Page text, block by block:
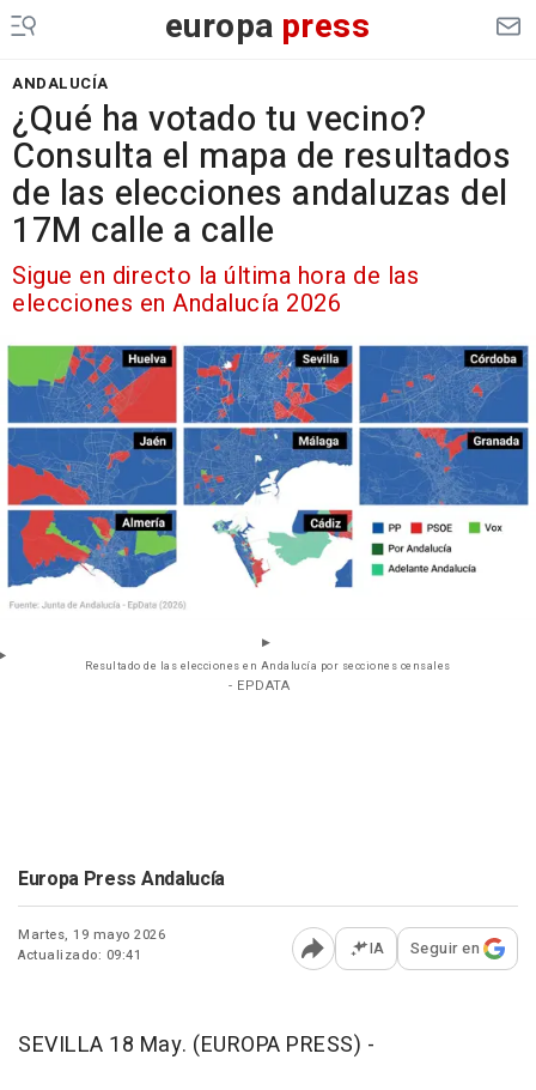
europa press
ANDALUCÍA
¿Qué ha votado tu vecino?
Consulta el mapa de resultados
de las elecciones andaluzas del
17M calle a calle
Sigue en directo la última hora de las
elecciones en Andalucía 2026
Resultado de las elecciones en Andalucía por secciones censales
- EPDATA
Europa Press Andalucía
Martes, 19 mayo 2026
Actualizado: 09:41
Abrir opciones para
IA Seguir en
SEVILLA 18 May. (EUROPA PRESS) -